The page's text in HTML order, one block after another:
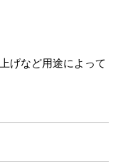
げなど用途によって